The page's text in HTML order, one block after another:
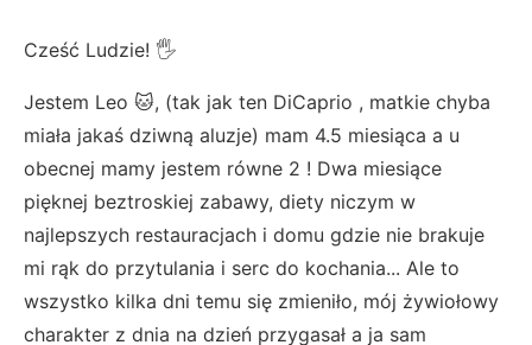
Cześć Ludzie! 🖐️
Jestem Leo 🐱, (tak jak ten DiCaprio , matkie chyba
miała jakaś dziwną aluzje) mam 4.5 miesiąca a u
obecnej mamy jestem równe 2 ! Dwa miesiące
pięknej beztroskiej zabawy, diety niczym w
najlepszych restauracjach i domu gdzie nie brakuje
mi rąk do przytulania i serc do kochania... Ale to
wszystko kilka dni temu się zmieniło, mój żywiołowy
charakter z dnia na dzień przygasał a ja sam